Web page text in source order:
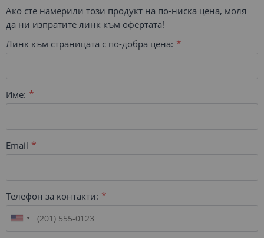
Ако сте намерили този продукт на по-ниска цена, моля
да ни изпратите линк към офертата!
Линк към страницата с по-добра цена:
Име:
Email
Телефон за контакти: